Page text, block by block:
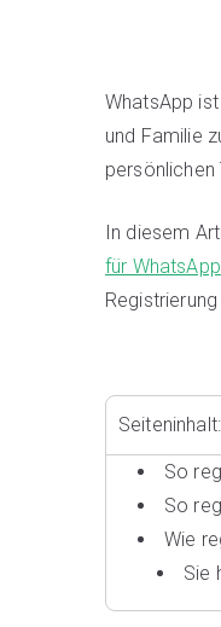
WhatsApp
und Familie
persönlichen
In diesem
für WhatsApp
So
So
Wie
Sie